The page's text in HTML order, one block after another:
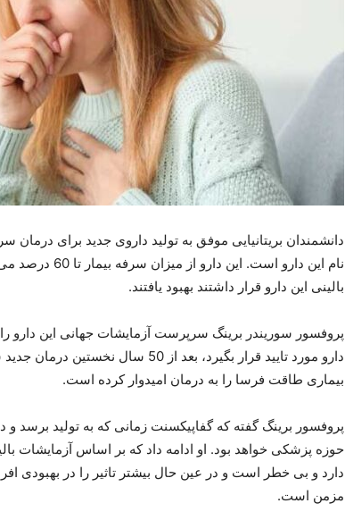
بالینی این دارو قرار داشتند بهبود یافتند.
پروفسور سوریندر برینگ سرپرست آزمایشات جهانی این دارو
دارو مورد تایید قرار بگیرد، بعد از
بیماری طاقت فرسا را به درمان امیدوار کرده است.
پروفسور برینگ گفته که گفاپیکسنت زمانی که به تولید برسد
حوزه پزشکی خواهد بود. او ادامه داد که بر اساس آزمایشات
دارد و بی خطر است و در عین حال بیشتر تاثیر را در بهبودی
مزمن است.